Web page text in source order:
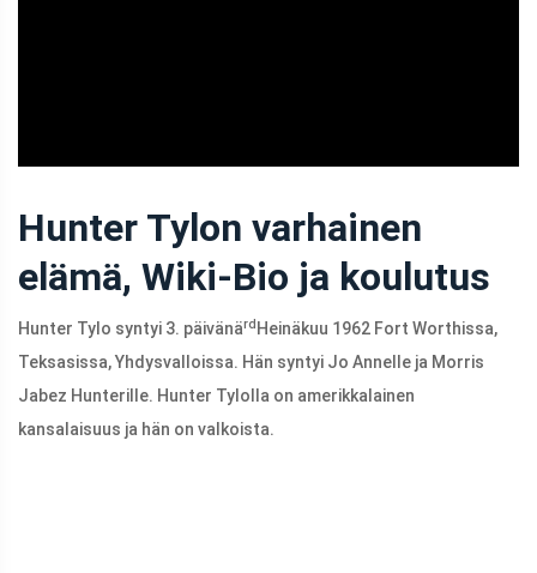
Hunter Tylon varhainen
elämä, Wiki-Bio ja koulutus
Hunter Tylo syntyi 3. päivänärd Heinäkuu 1962 Fort Worthissa,
Teksasissa, Yhdysvalloissa. Hän syntyi Jo Annelle ja Morris
Jabez Hunterille. Hunter Tylolla on amerikkalainen
kansalaisuus ja hän on valkoista.